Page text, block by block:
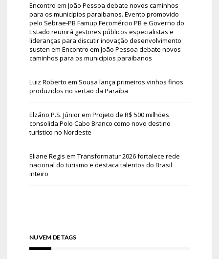
Encontro em João Pessoa debate novos caminhos
para os municípios paraibanos. Evento promovido
pelo Sebrae-PB Famup Fecomércio PB e Governo do
Estado reunirá gestores públicos especialistas e
lideranças para discutir inovação desenvolvimento
susten em Encontro em João Pessoa debate novos
caminhos para os municípios paraibanos
Luiz Roberto em Sousa lança primeiros vinhos finos
produzidos no sertão da Paraíba
Elzário P.S. Júniorem Projeto de R$ 500 milhões
consolida Polo Cabo Branco como novo destino
turístico no Nordeste
Eliane Regis em Transformatur 2026 fortalece rede
nacional do turismo e destaca talentos do Brasil
inteiro
NUVEM DE TAGS